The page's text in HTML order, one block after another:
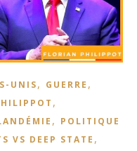
UNIS, GUERRE ,
,
, POLITIQUE
VS DEEP STATE ,